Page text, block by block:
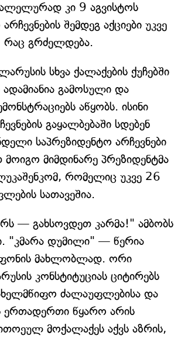
კი 9 აგვისტოს
შემდეგ აქციები უკვე
რაც გრძელდება.
სხვა ქალაქების ქუჩებში
გამოსული და
აწყობს. ისინი
გაყალბებაში სდებენ
საპრეზიდენტო არჩევნები
მიმდინარე პრეზიდენტმა
რომელიც უკვე 26
სათავეშია.
— გახსოვდეთ კარმა!" ამბობს
"კმარა დუმილი" — წერია
მახლობლად. ორი
კონსტიტუციას ციტირებს
ძალაუფლებისა და
ერთადერთი წყარო არის
მოქალაქეს აქვს აზრის,